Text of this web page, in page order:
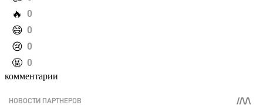
️🔥 0
️😄 0
️😢 0
️🤬 0
комментарии